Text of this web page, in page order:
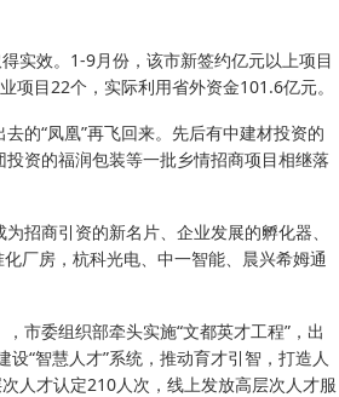
实效。1-9月份，该市新签约亿元以上项目
目22个，实际利用省外资金101.6亿元。
的“凤凰”再飞回来。先后有中建材投资的
资的福润包装等一批乡情招商项目相继落
招商引资的新名片、企业发展的孵化器、
厂房，杭科光电、中一智能、晨兴希姆通
市委组织部牵头实施“文都英才工程”，出
“智慧人才”系统，推动育才引智，打造人
人才认定210人次，线上发放高层次人才服